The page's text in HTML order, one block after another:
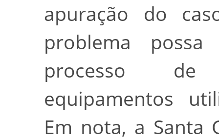
apuração do
problema
processo de
equipamentos
Em nota, a Santa